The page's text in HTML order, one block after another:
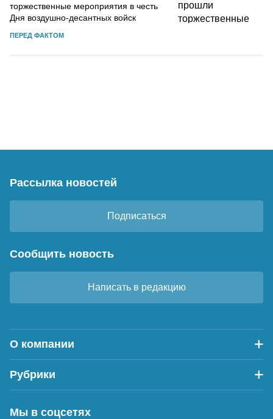
торжественные мероприятия в честь
Дня воздушно-десантных войск
ПЕРЕД ФАКТОМ
Рассылка новостей
Подписаться
Сообщить новость
Написать в редакцию
О компании
Рубрики
Мы в соцсетях